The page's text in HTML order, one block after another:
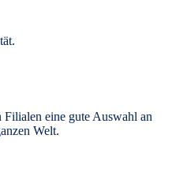
Filialen eine gute Auswahl an
Welt.